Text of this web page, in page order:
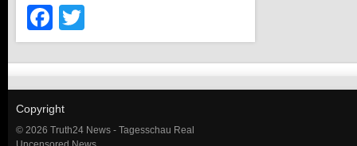
Facebook
Copyright
© 2026 Truth24 News - Tagesschau Real